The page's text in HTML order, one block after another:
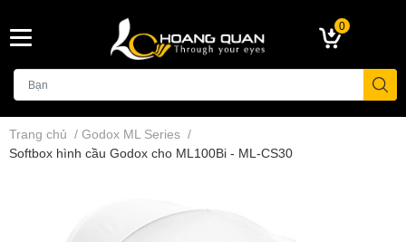
0
Trang chủ / Godox ML Series /
Softbox hình cầu Godox cho ML100Bi - ML-CS30